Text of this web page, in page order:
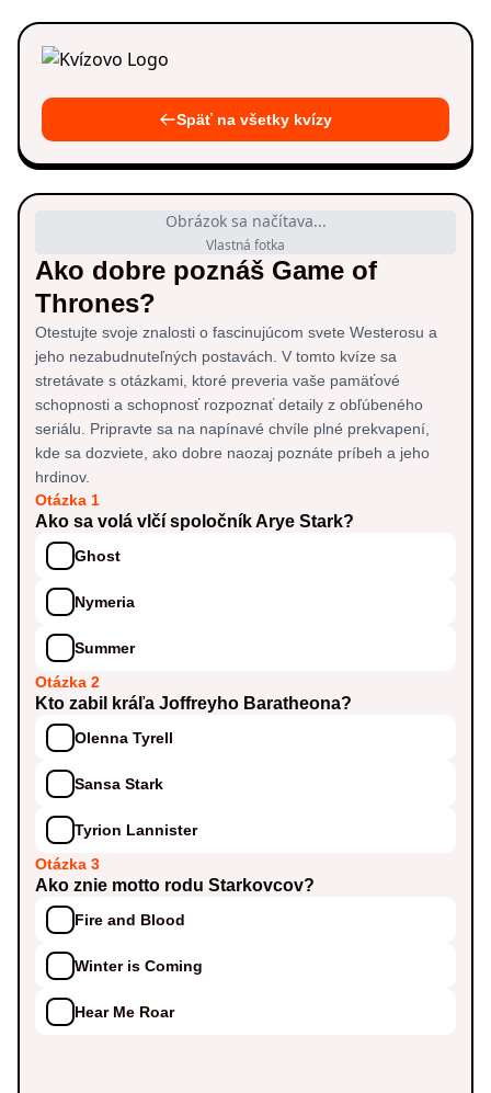
Späť na všetky kvízy
Obrázok sa načítava...
Vlastná fotka
Ako dobre poznáš Game of
Thrones?
Otestujte svoje znalosti o fascinujúcom svete Westerosu a
jeho nezabudnuteľných postavách. V tomto kvíze sa
stretávate s otázkami, ktoré preveria vaše pamäťové
schopnosti a schopnosť rozpoznať detaily z obľúbeného
seriálu. Pripravte sa na napínavé chvíle plné prekvapení,
kde sa dozviete, ako dobre naozaj poznáte príbeh a jeho
hrdinov.
Otázka 1
Ako sa volá vlčí spoločník Arye Stark?
Ghost
Nymeria
Summer
Otázka 2
Kto zabil kráľa Joffreyho Baratheona?
Olenna Tyrell
Sansa Stark
Tyrion Lannister
Otázka 3
Ako znie motto rodu Starkovcov?
Fire and Blood
Winter is Coming
Hear Me Roar